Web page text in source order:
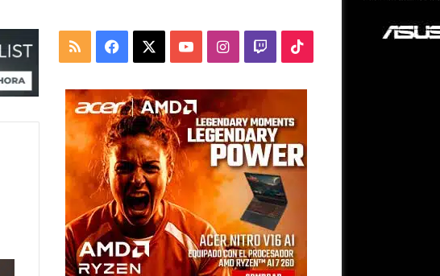
RSS Facebook YouTubeInstagram
TwitchTikTok